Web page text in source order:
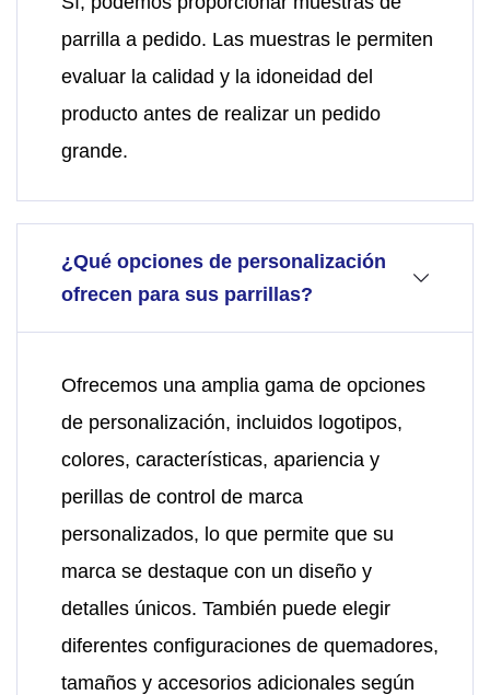
parrilla a pedido. Las muestras le permiten
evaluar la calidad y la idoneidad del
producto antes de realizar un pedido
grande.
¿Qué opciones de personalización
ofrecen para sus parrillas?
Ofrecemos una amplia gama de opciones
de personalización, incluidos logotipos,
colores, características, apariencia y
perillas de control de marca
personalizados, lo que permite que su
marca se destaque con un diseño y
detalles únicos. También puede elegir
diferentes configuraciones de quemadores,
tamaños y accesorios adicionales según